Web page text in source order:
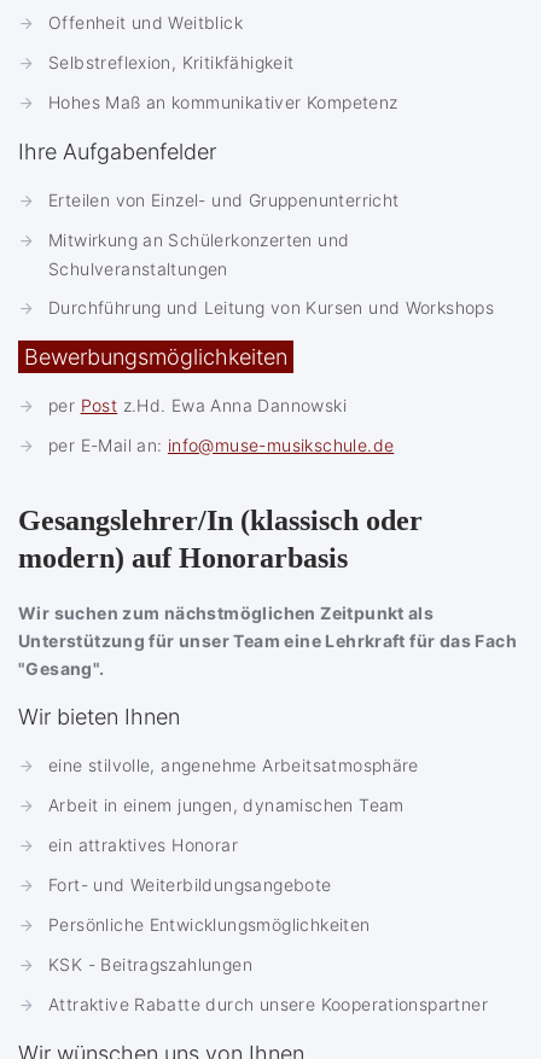
Offenheit und Weitblick
Selbstreflexion, Kritikfähigkeit
Hohes Maß an kommunikativer Kompetenz
Ihre Aufgabenfelder
Erteilen von Einzel- und Gruppenunterricht
Mitwirkung an Schülerkonzerten und
Schulveranstaltungen
Durchführung und Leitung von Kursen und Workshops
Bewerbungsmöglichkeiten
per Post z.Hd. Ewa Anna Dannowski
per E-Mail an: info@muse-musikschule.de
Gesangslehrer/In (klassisch oder
modern) auf Honorarbasis
Wir suchen zum nächstmöglichen Zeitpunkt als
Unterstützung für unser Team eine Lehrkraft für das Fach
"Gesang".
Wir bieten Ihnen
eine stilvolle, angenehme Arbeitsatmosphäre
Arbeit in einem jungen, dynamischen Team
ein attraktives Honorar
Fort- und Weiterbildungsangebote
Persönliche Entwicklungsmöglichkeiten
KSK - Beitragszahlungen
Attraktive Rabatte durch unsere Kooperationspartner
Wir wünschen uns von Ihnen